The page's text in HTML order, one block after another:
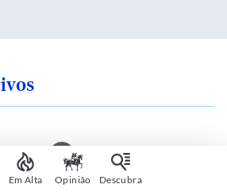
de
Qual é o
Em Alta Opinião Descubra